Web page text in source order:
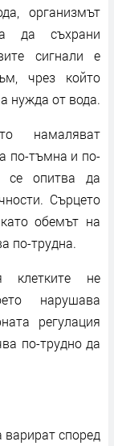
организмът
да съхрани
сигнали е
чрез който
нужда от вода.
намаляват
по-тъмна и по-
се опитва да
Сърцето
обемът на
по-трудна.
клетките не
нарушава
регулация
по-трудно да
според